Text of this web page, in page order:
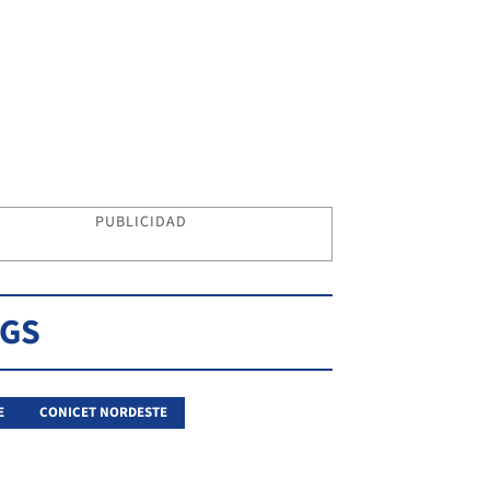
PUBLICIDAD
CONICET NORDESTE